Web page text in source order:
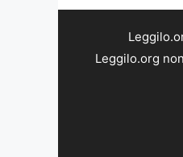
Leggilo.org